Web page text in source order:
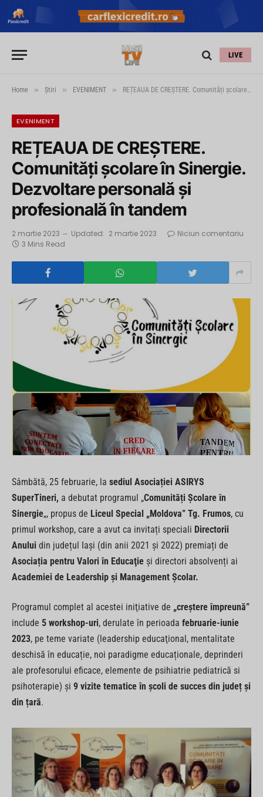
LIVE
Home » Știri » EVENIMENT » REȚEAUA DE CREŞTERE. Comunități şcolare în Sinergie. Dezvoltare personală şi profesională în tandem
EVENIMENT
REȚEAUA DE CREŞTERE.
Comunități şcolare în Sinergie.
Dezvoltare personală şi
profesională în tandem
2 martie 2023 Updated: 2 martie 2023
Niciun comentariu
3 Mins Read
Sâmbătă, 25 februarie, la sediul Asociației ASIRYS
SuperTineri, a debutat programul „Comunități Şcolare în
Sinergie„, propus de Liceul Special „Moldova” Tg. Frumos, cu
primul workshop, care a avut ca invitați speciali Directorii
Anului din județul Iaşi (din anii 2021 şi 2022) premiați de
Asociația pentru Valori în Educaţie şi directori absolvenți ai
Academiei de Leadership şi Management Şcolar.
Programul complet al acestei iniţiative de „creştere împreună”
include 5 workshop-uri, derulate în perioada februarie-iunie
2023, pe teme variate (leadership educaţional, mentalitate
deschisă în educație, noi paradigme educaționale, deprinderi
ale profesorului eficace, elemente de psihiatrie pediatrică si
psihoterapie) şi 9 vizite tematice în şcoli de succes din județ şi
din țară.